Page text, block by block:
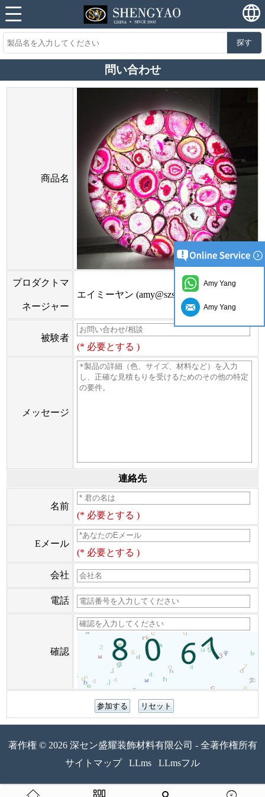
探す
問い合わせ
商品名
プロダクトマ
ネージャー
エイミーヤン (amy@szsymade.com)
被験者
(* 必要とする )
メッセージ
連絡先
名前
(* 必要とする )
Eメール
(* 必要とする )
会社
電話
確認
著作権 © 2026 深セン盛耀装飾材料有限公司 - 全著作権所有
サイトマップ
LLms LLmsフル
Amy Yang
Amy Yang